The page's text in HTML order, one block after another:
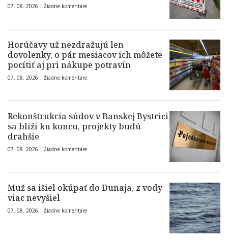
07. 08. 2026 | Žiadne komentáre
Horúčavy už nezdražujú len
dovolenky, o pár mesiacov ich môžete
pocítiť aj pri nákupe potravín
07. 08. 2026 | Žiadne komentáre
Rekonštrukcia súdov v Banskej Bystrici
sa blíži ku koncu, projekty budú
drahšie
07. 08. 2026 | Žiadne komentáre
Muž sa išiel okúpať do Dunaja, z vody
viac nevyšiel
07. 08. 2026 | Žiadne komentáre